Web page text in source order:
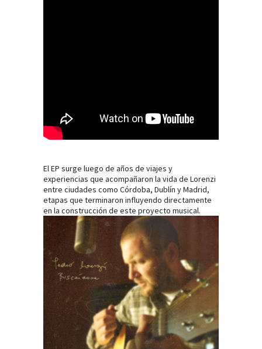
El EP surge luego de años de viajes y
experiencias que acompañaron la vida de Lorenzi
entre ciudades como Córdoba, Dublín y Madrid,
etapas que terminaron influyendo directamente
en la construcción de este proyecto musical.